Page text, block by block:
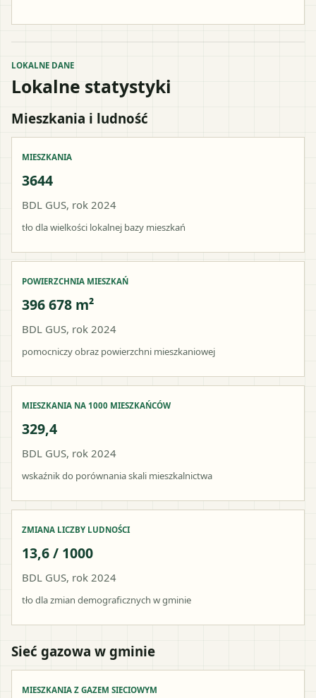
LOKALNE DANE
Lokalne statystyki
Mieszkania i ludność
MIESZKANIA
3644
BDL GUS, rok 2024
tło dla wielkości lokalnej bazy mieszkań
POWIERZCHNIA MIESZKAŃ
396 678 m²
BDL GUS, rok 2024
pomocniczy obraz powierzchni mieszkaniowej
MIESZKANIA NA 1000 MIESZKAŃCÓW
329,4
BDL GUS, rok 2024
wskaźnik do porównania skali mieszkalnictwa
ZMIANA LICZBY LUDNOŚCI
13,6 / 1000
BDL GUS, rok 2024
tło dla zmian demograficznych w gminie
Sieć gazowa w gminie
MIESZKANIA Z GAZEM SIECIOWYM